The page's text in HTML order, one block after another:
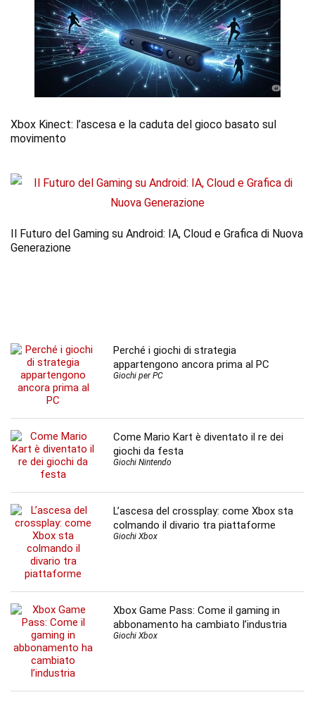
Xbox Kinect: l’ascesa e la caduta del gioco basato sul
movimento
Il Futuro del Gaming su Android: IA, Cloud e Grafica di Nuova
Generazione
Perché i giochi di strategia
appartengono ancora prima al PC
Giochi per PC
Come Mario Kart è diventato il re dei
giochi da festa
Giochi Nintendo
L’ascesa del crossplay: come Xbox sta
colmando il divario tra piattaforme
Giochi Xbox
Xbox Game Pass: Come il gaming in
abbonamento ha cambiato l’industria
Giochi Xbox